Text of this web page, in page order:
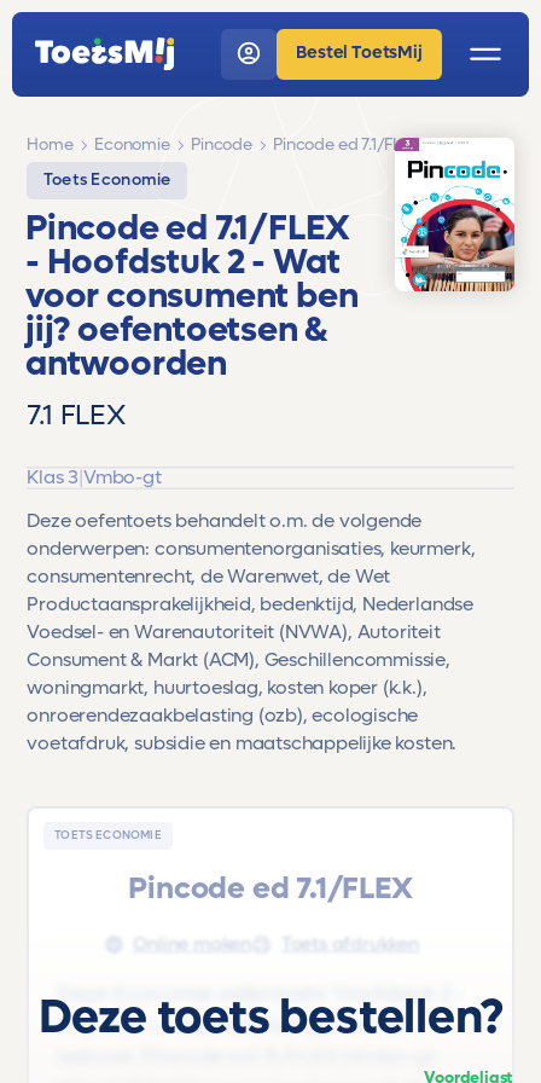
Bestel ToetsMij
Home Economie Pincode
Pincode ed 7.1/FLEX
Toets Economie
Pincode ed 7.1/FLEX
- Hoofdstuk 2 - Wat
voor consument ben
jij?oefentoetsen &
antwoorden
7.1 FLEX
Klas 3|Vmbo-gt
Deze oefentoets behandelt o.m. de volgende
onderwerpen: consumentenorganisaties, keurmerk,
consumentenrecht, de Warenwet, de Wet
Productaansprakelijkheid, bedenktijd, Nederlandse
Voedsel- en Warenautoriteit (NVWA), Autoriteit
Consument & Markt (ACM), Geschillencommissie,
woningmarkt, huurtoeslag, kosten koper (k.k.),
onroerendezaakbelasting (ozb), ecologische
voetafdruk, subsidie en maatschappelijke kosten.
TOETS ECONOMIE
Pincode ed 7.1/FLEX
Online maken Toets afdrukken
Deze Economie oefentoets 'Hoofdstuk 2 -
Wat voor consument ben jij?' uit het
Deze toets bestellen?
Voordeligst